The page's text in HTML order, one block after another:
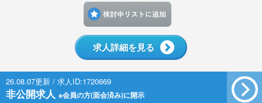
求人詳細を見る
26.08.07更新 / 求人ID:1720669
非公開求人 ※会員の方(面会済み)に開示